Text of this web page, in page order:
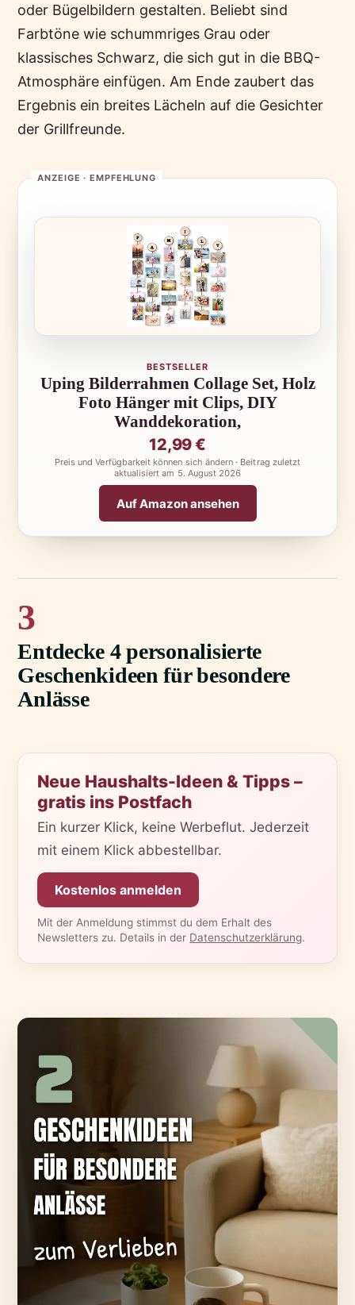
oder Bügelbildern gestalten. Beliebt sind
Farbtöne wie schummriges Grau oder
klassisches Schwarz, die sich gut in die BBQ-
Atmosphäre einfügen. Am Ende zaubert das
Ergebnis ein breites Lächeln auf die Gesichter
der Grillfreunde.
BESTSELLER
Uping Bilderrahmen Collage Set, Holz
Foto Hänger mit Clips, DIY
Wanddekoration,
12,99 €
Preis und Verfügbarkeit können sich ändern · Beitrag zuletzt
aktualisiert am 5. August 2026
Auf Amazon ansehen
3
Entdecke 4 personalisierte
Geschenkideen für besondere
Anlässe
Neue Haushalts-Ideen & Tipps –
gratis ins Postfach
Ein kurzer Klick, keine Werbeflut. Jederzeit
mit einem Klick abbestellbar.
Kostenlos anmelden
Mit der Anmeldung stimmst du dem Erhalt des
Newsletters zu. Details in der Datenschutzerklärung.